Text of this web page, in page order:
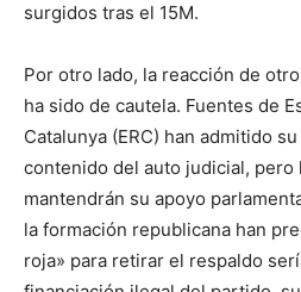
surgidos tras el 15M.
Por otro lado, la reacción de
ha sido de cautela. Fuentes de
Catalunya (ERC) han admitido
contenido del auto judicial, pero
mantendrán su apoyo
la formación republicana han
roja» para retirar el respaldo